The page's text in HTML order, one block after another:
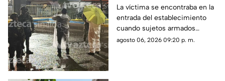
tienda de conveniencia
en la Emiliano Zapata,
Culiacán
La víctima se encontraba en la
entrada del establecimiento
cuando sujetos armados
abrieron fuego contra él
agosto 06, 2026 09:20 p. m.